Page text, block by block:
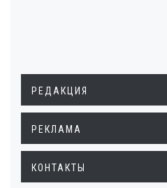
РЕДАКЦИЯ
РЕКЛАМА
КОНТАКТЫ